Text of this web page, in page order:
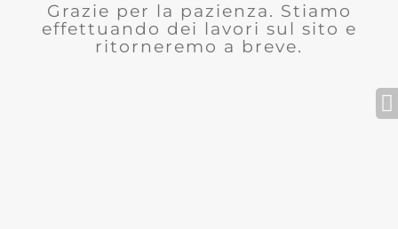
Grazie per la pazienza. Stiamo
effettuando dei lavori sul sito e
ritorneremo a breve.